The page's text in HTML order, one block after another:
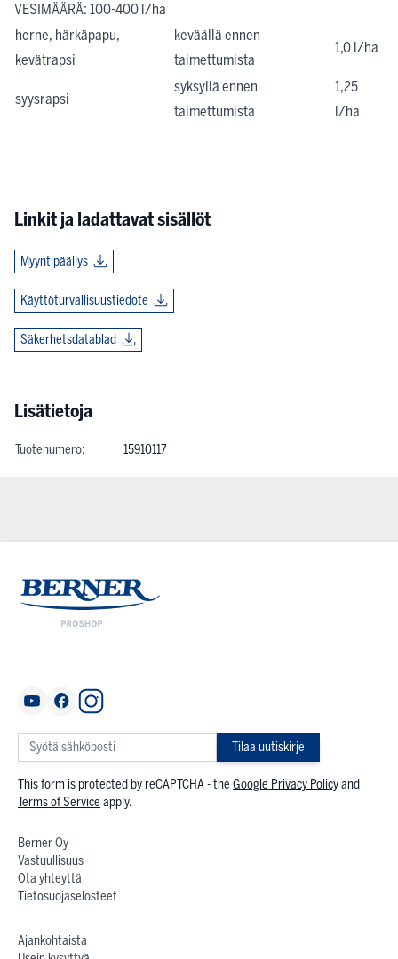
VESIMÄÄRÄ: 100-400 l/ha
herne, härkäpapu,
kevätrapsi
keväällä ennen
taimettumista
1,0 l/ha
syysrapsi
syksyllä ennen
taimettumista
1,25
l/ha
Linkit ja ladattavat sisällöt
Myyntipäällys
Käyttöturvallisuustiedote
Säkerhetsdatablad
Lisätietoja
Tuotenumero: 15910117
Tilaa uutiskirje
This form is protected by reCAPTCHA - the Google Privacy Policyand
Terms of Service apply.
Berner Oy
Vastuullisuus
Ota yhteyttä
Tietosuojaselosteet
Ajankohtaista